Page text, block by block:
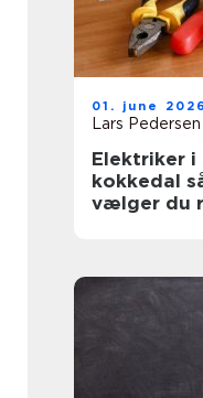
01. june 2026
Lars Pedersen
Elektriker i
kokkedal sådan
vælger du